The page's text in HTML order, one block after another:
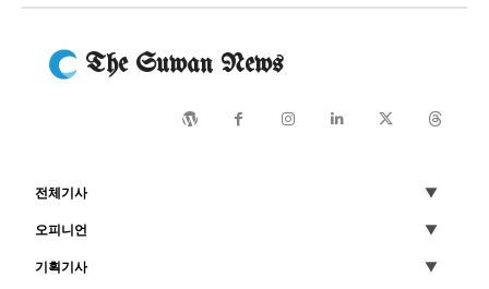
The Suwan News
전체기사
오피니언
기획기사